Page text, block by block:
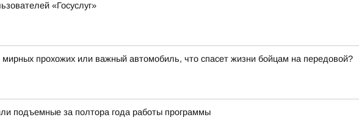
«Госуслуг»
прохожих или важный автомобиль, что спасет жизни бойцам на передовой?
подъемные за полтора года работы программы